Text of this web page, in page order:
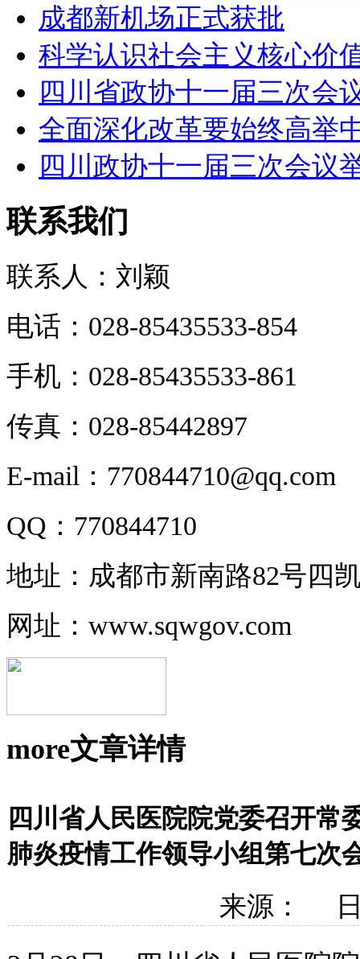
成都新机场正式获批
科学认识社会主义核心价
四川省政协十一届三次会
全面深化改革要始终高举
四川政协十一届三次会议
联系我们
联系人：刘颖
电话：028-85435533-854
手机：028-85435533-861
传真：028-85442897
E-mail：770844710@qq.com
QQ：770844710
地址：成都市新南路82号四
网址：www.sqwgov.com
more文章详情
四川省人民医院院党委召开常
肺炎疫情工作领导小组第七次
来源： 日